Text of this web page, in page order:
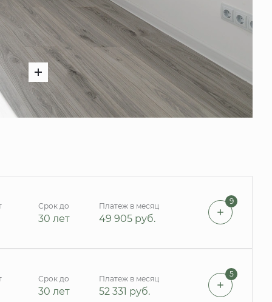
Срок до
30 лет
Платеж в месяц
49 905 руб.
9
Срок до
30 лет
Платеж в месяц
52 331 руб.
5